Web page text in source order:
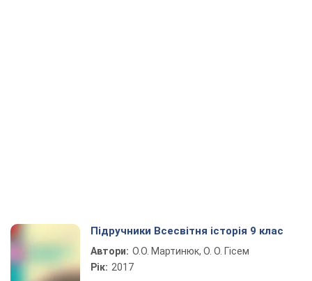
Підручники Всесвітня історія 9 клас
Автори: О.О. Мартинюк, О. О. Гісем
Рік: 2017